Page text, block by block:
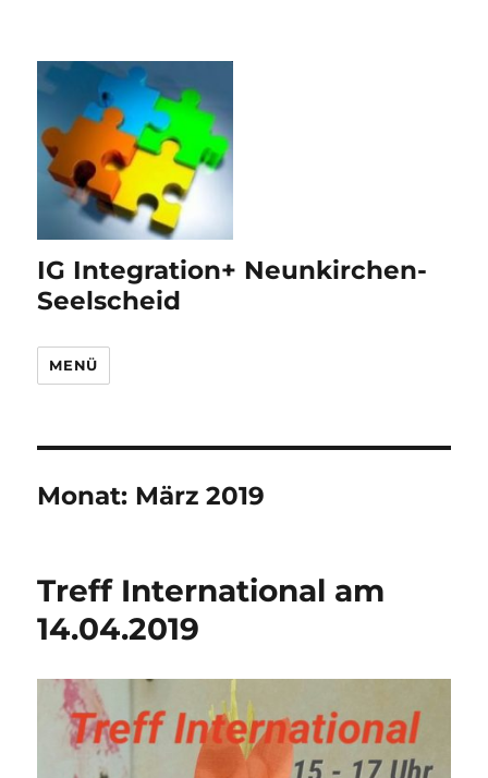
IG Integration+ Neunkirchen-
Seelscheid
MENÜ
Monat: März 2019
Treff International am
14.04.2019